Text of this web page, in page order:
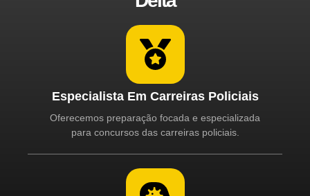
Especialista Em Carreiras Policiais
Oferecemos preparação focada e especializada
para concursos das carreiras policiais.